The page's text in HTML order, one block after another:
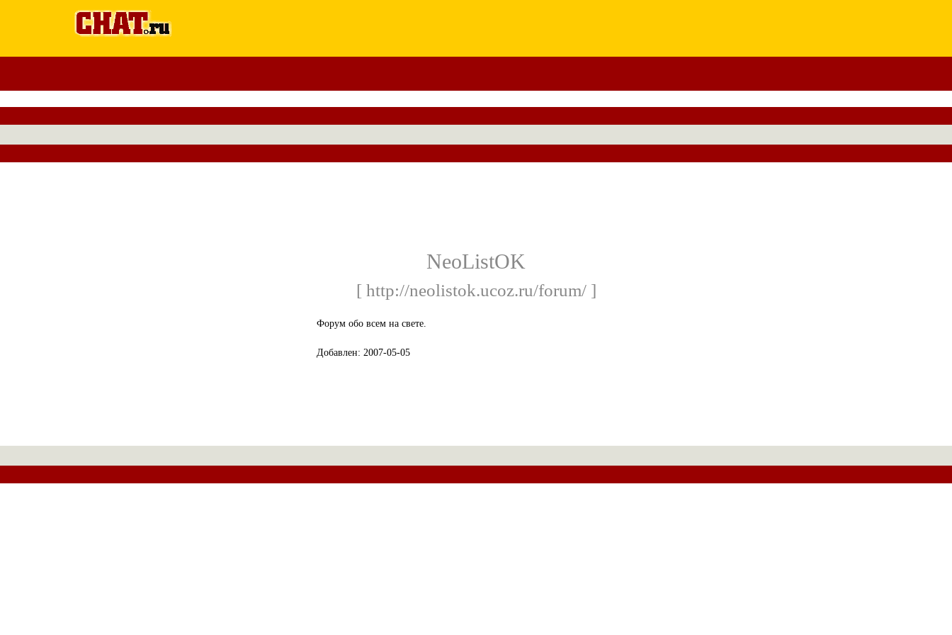
NeoListOK
[ http://neolistok.ucoz.ru/forum/ ]
Форум обо всем на свете.
Добавлен: 2007-05-05